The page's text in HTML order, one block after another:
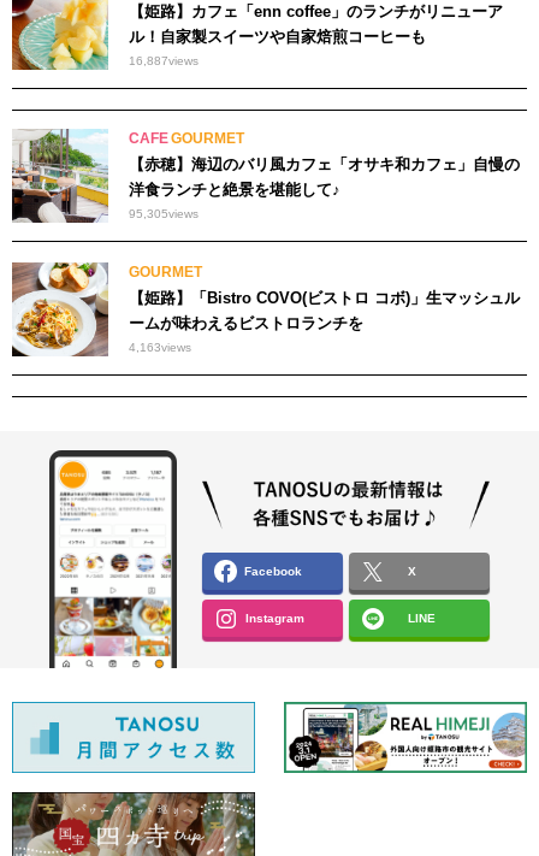
【姫路】カフェ「enn coffee」のランチがリニューア
ル！自家製スイーツや自家焙煎コーヒーも
16,887views
CAFEGOURMET
【赤穂】海辺のバリ風カフェ「オサキ和カフェ」自慢の
洋食ランチと絶景を堪能して♪
95,305views
GOURMET
【姫路】「Bistro COVO(ビストロ コボ)」生マッシュル
ームが味わえるビストロランチを
4,163views
Facebook X
Instagram LINE